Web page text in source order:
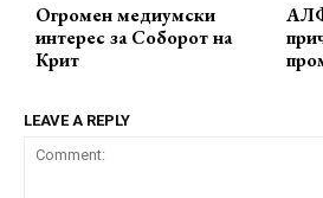
Огромен медиумски
интерес за Соборот на
Крит
LEAVE A REPLY